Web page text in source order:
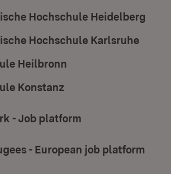
Hochschule Heidelberg
Hochschule Karlsruhe
Heilbronn
Konstanz
- Job platform
- European job platform